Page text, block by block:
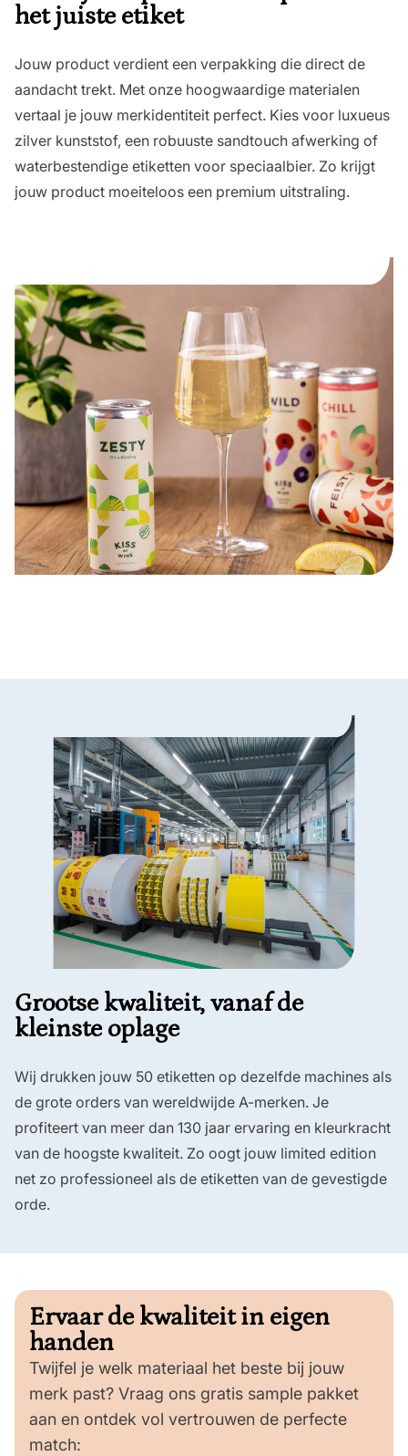
het juiste etiket
Jouw product verdient een verpakking die direct de
aandacht trekt. Met onze hoogwaardige materialen
vertaal je jouw merkidentiteit perfect. Kies voor luxueus
zilver kunststof, een robuuste sandtouch afwerking of
waterbestendige etiketten voor speciaalbier. Zo krijgt
jouw product moeiteloos een premium uitstraling.
Grootse kwaliteit, vanaf de
kleinste oplage
Wij drukken jouw 50 etiketten op dezelfde machines als
de grote orders van wereldwijde A-merken. Je
profiteert van meer dan 130 jaar ervaring en kleurkracht
van de hoogste kwaliteit. Zo oogt jouw limited edition
net zo professioneel als de etiketten van de gevestigde
orde.
Ervaar de kwaliteit in eigen
handen
Twijfel je welk materiaal het beste bij jouw
merk past? Vraag ons gratis sample pakket
aan en ontdek vol vertrouwen de perfecte
match: